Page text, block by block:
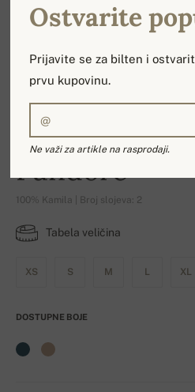
Pandore
100% Kamila | Broj slojeva: 2
Tabela veličina
XS S M L XL
DOSTUPNE BOJE
Ostvarite
Prijavite se za bilten i
prvu kupovinu.
Ne važi za artikle na rasprodaji.